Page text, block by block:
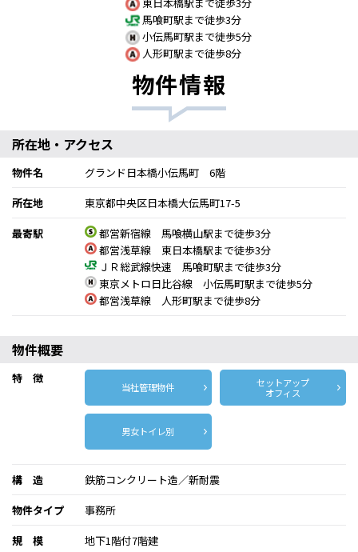
馬喰町駅まで徒歩3分
小伝馬町駅まで徒歩5分
人形町駅まで徒歩8分
物件情報
所在地・アクセス
物件名
グランド日本橋小伝馬町 6階
所在地
東京都中央区日本橋大伝馬町17-5
最寄駅
都営新宿線 馬喰横山駅まで徒歩3分
都営浅草線 東日本橋駅まで徒歩3分
ＪＲ総武線快速 馬喰町駅まで徒歩3分
東京メトロ日比谷線 小伝馬町駅まで徒歩5分
都営浅草線 人形町駅まで徒歩8分
物件概要
特 徴
当社管理物件
セットアップ
オフィス
男女トイレ別
構 造
鉄筋コンクリート造／新耐震
物件タイプ
事務所
規 模
地下1階付7階建